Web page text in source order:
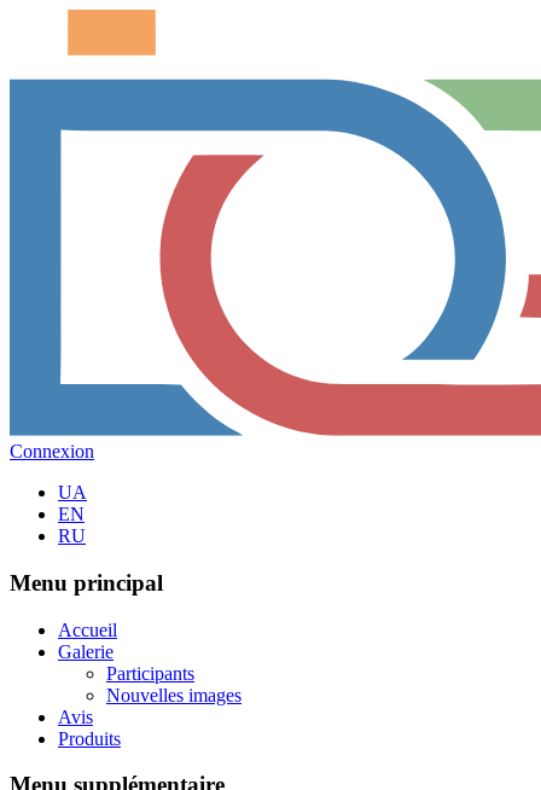
Connexion
UA
EN
RU
Menu principal
Accueil
Galerie
Participants
Nouvelles images
Avis
Produits